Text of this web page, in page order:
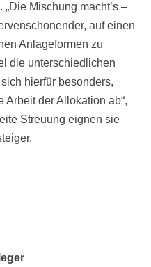
Mischung macht’s –
auf einen
Anlageformen zu
die unterschiedlichen
hierfür besonders,
der Allokation ab“,
Streuung eignen sie